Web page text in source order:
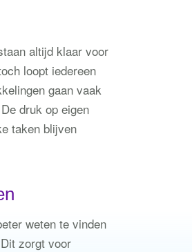
altijd klaar voor
loopt iedereen
gaan vaak
druk op eigen
taken blijven
weten te vinden
zorgt voor